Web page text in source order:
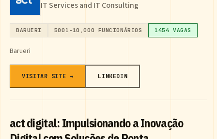
IT Services and IT Consulting
BARUERI 5001-10,000 FUNCIONÁRIOS 1454 VAGAS
Barueri
VISITAR SITE → LINKEDIN
act digital: Impulsionando a Inovação